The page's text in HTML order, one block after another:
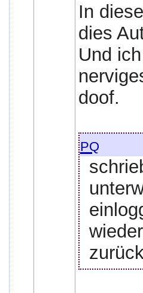
In
dies
Und
doof.
pq